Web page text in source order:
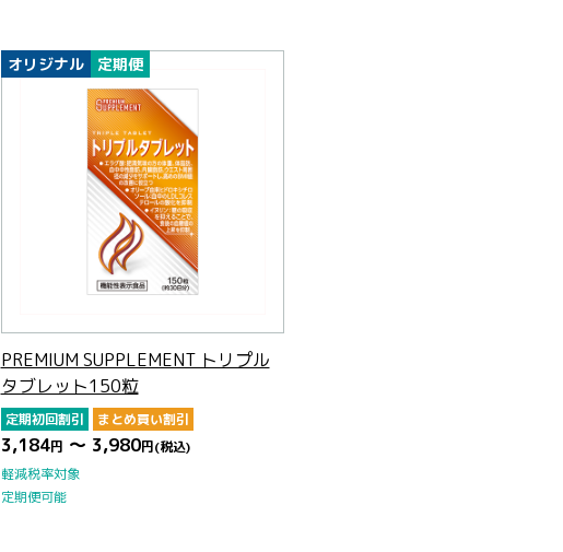
オリジナル 定期便
PREMIUM SUPPLEMENT トリプル
タブレット150粒
定期初回割引 まとめ買い割引
3,184円 ～ 3,980円(税込)
軽減税率対象
定期便可能